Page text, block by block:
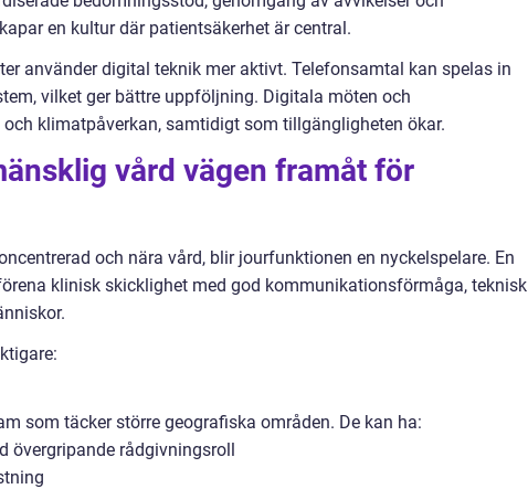
en kultur där patientsäkerhet är central.
använder digital teknik mer aktivt. Telefonsamtal kan spelas in
vilket ger bättre uppföljning. Digitala möten och
klimatpåverkan, samtidigt som tillgängligheten ökar.
vård vägen framåt för
och nära vård, blir jourfunktionen en nyckelspelare. En
klinisk skicklighet med god kommunikationsförmåga, teknisk
som täcker större geografiska områden. De kan ha:
övergripande rådgivningsroll